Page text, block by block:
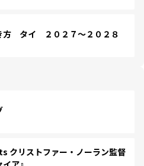
方 タイ ２０２７～２０２８
クリストファー・ノーラン監督